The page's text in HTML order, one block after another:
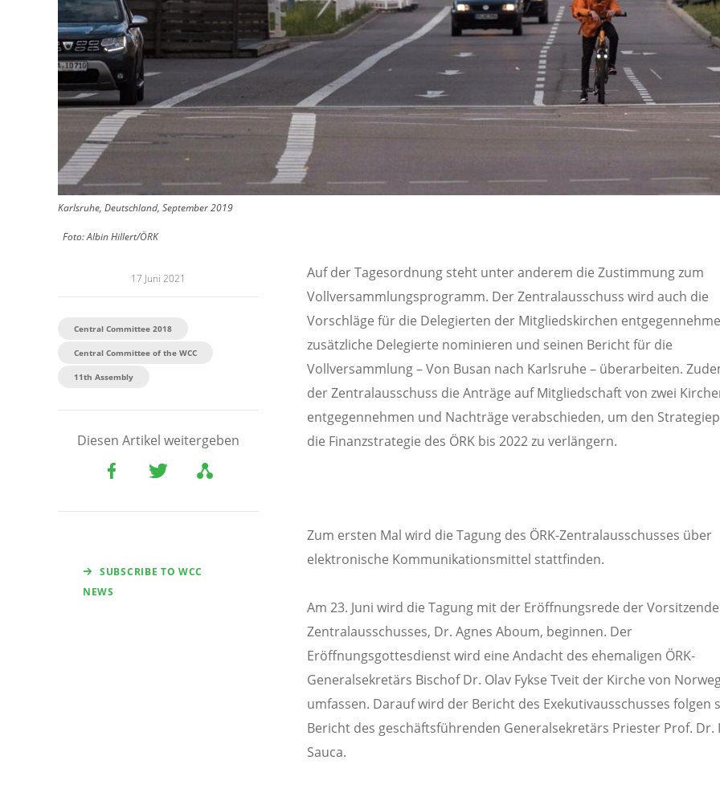
Karlsruhe, Deutschland, September 2019
Foto:Albin Hillert/ÖRK
17 Juni 2021
Central Committee 2018
Central Committee of the WCC
11th Assembly
Diesen Artikel weitergeben
SUBSCRIBE TO WCC
NEWS
Auf der Tagesordnung steht unter anderem die Zustimmung zum
Vollversammlungsprogramm. Der Zentralausschuss wird auch die
Vorschläge für die Delegierten der Mitgliedskirchen
zusätzliche Delegierte nominieren und seinen Bericht für die
Vollversammlung – Von Busan nach Karlsruhe – überarbeiten.
der Zentralausschuss die Anträge auf Mitgliedschaft von zwei
entgegennehmen und Nachträge verabschieden, um den
die Finanzstrategie des ÖRK bis 2022 zu verlängern.
Zum ersten Mal wird die Tagung des ÖRK-Zentralausschusses über
elektronische Kommunikationsmittel stattfinden.
Am 23. Juni wird die Tagung mit der Eröffnungsrede der
Zentralausschusses, Dr. Agnes Aboum, beginnen. Der
Eröffnungsgottesdienst wird eine Andacht des ehemaligen ÖRK-
Generalsekretärs Bischof Dr. Olav Fykse Tveit der Kirche von
umfassen. Darauf wird der Bericht des Exekutivausschusses folgen
Bericht des geschäftsführenden Generalsekretärs Priester Prof. Dr.
Sauca.